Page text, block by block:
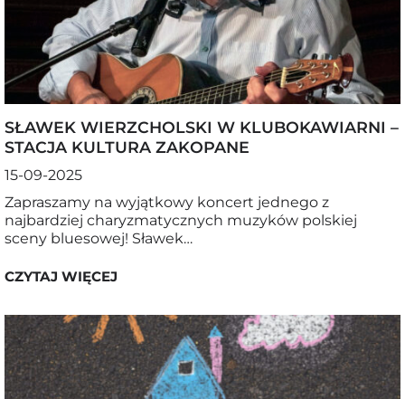
SŁAWEK WIERZCHOLSKI W KLUBOKAWIARNI –
STACJA KULTURA ZAKOPANE
15-09-2025
Zapraszamy na wyjątkowy koncert jednego z
najbardziej charyzmatycznych muzyków polskiej
sceny bluesowej! Sławek…
CZYTAJ WIĘCEJ